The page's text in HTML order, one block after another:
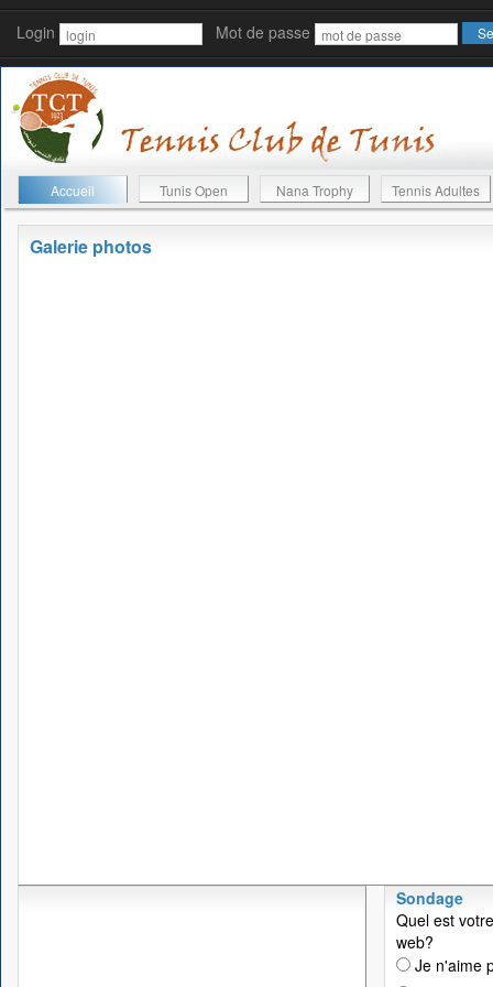
Login Mot de passe
Accueil Tunis Open Nana Trophy Tennis Adultes
Galerie photos
Sondage
Quel est
web?
Je n'aime